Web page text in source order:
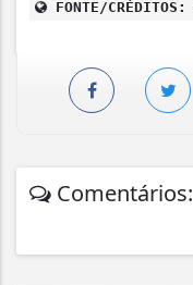
FONTE/CRÉDITOS:
Comentários: